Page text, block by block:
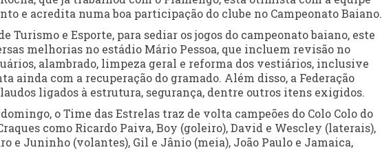
e acredita numa boa participação do clube no Campeonato Baiano.
Turismo e Esporte, para sediar os jogos do campeonato baiano, este
melhorias no estádio Mário Pessoa, que incluem revisão no
alambrado, limpeza geral e reforma dos vestiários, inclusive
ainda com a recuperação do gramado. Além disso, a Federação
ligados à estrutura, segurança, dentre outros itens exigidos.
o Time das Estrelas traz de volta campeões do Colo Colo do
como Ricardo Paiva, Boy (goleiro), David e Wescley (laterais),
e Juninho (volantes), Gil e Jânio (meia), João Paulo e Jamaica,